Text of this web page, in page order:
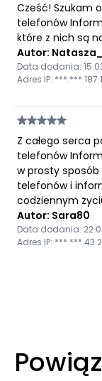
Cześć! Szukam
telefonów
które z nich są
Autor:
Data dodania:
Adres IP:
Z całego serca
telefonów
w prosty
telefonów i
codziennym
Autor: Sara80
Data dodania:
Adres IP: